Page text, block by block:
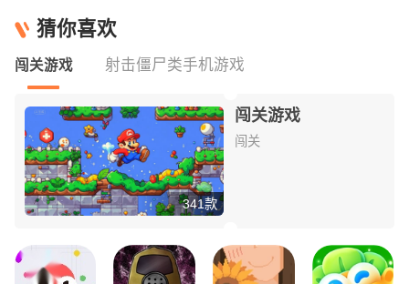
猜你喜欢
闯关游戏 射击僵尸类手机游戏
闯关游戏
闯关
341款